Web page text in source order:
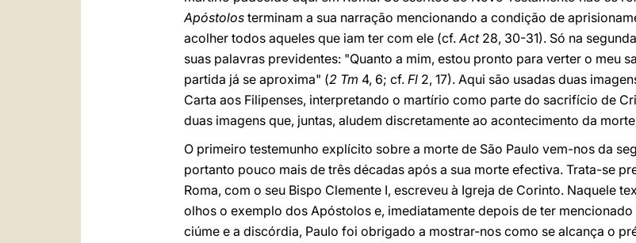
Apóstolos terminam a sua narração mencionando a condição de
acolher todos aqueles que iam ter com ele (cf.Act28, 30-31). Só na segunda
suas palavras previdentes: "Quanto a mim, estou pronto para verter o meu
partida já se aproxima" (2 Tm 4, 6; cf. Fl 2, 17). Aqui são usadas duas
Carta aos Filipenses, interpretando o martírio como parte do sacrifício de
duas imagens que, juntas, aludem discretamente ao acontecimento da
O primeiro testemunho explícito sobre a morte de São Paulo vem-nos da
portanto pouco mais de três décadas após a sua morte efectiva. Trata-se
Roma, com o seu Bispo Clemente I, escreveu à Igreja de Corinto. Naquele
olhos o exemplo dos Apóstolos e, imediatamente depois de ter
ciúme e a discórdia, Paulo foi obrigado a mostrar-nos como se alcança o